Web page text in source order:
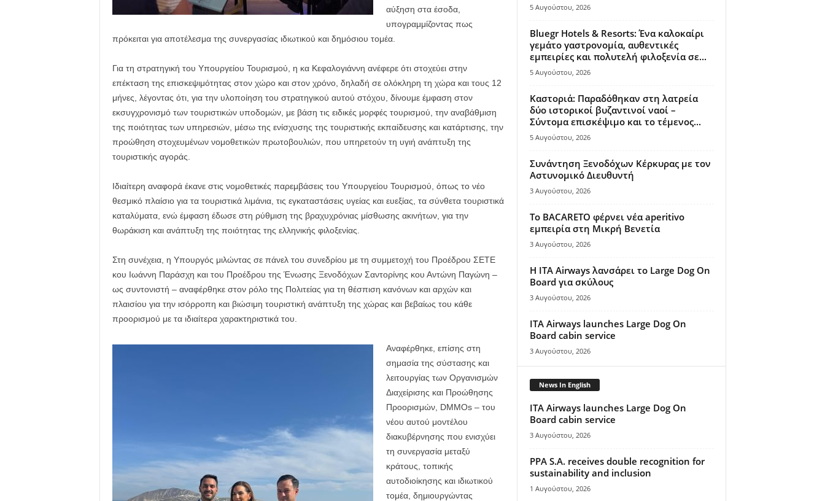
αύξηση στα έσοδα,
υπογραμμίζοντας πως
πρόκειται για αποτέλεσμα της συνεργασίας ιδιωτικού και δημόσιου τομέα.
Για τη στρατηγική του Υπουργείου Τουρισμού, η κα Κεφαλογιάννη ανέφερε ότι στοχεύει στην
επέκταση της επισκεψιμότητας στον χώρο και στον χρόνο, δηλαδή σε ολόκληρη τη χώρα και τους 12
μήνες, λέγοντας ότι, για την υλοποίηση του στρατηγικού αυτού στόχου, δίνουμε έμφαση στον
εκσυγχρονισμό των τουριστικών υποδομών, με βάση τις ειδικές μορφές τουρισμού, την αναβάθμιση
της ποιότητας των υπηρεσιών, μέσω της ενίσχυσης της τουριστικής εκπαίδευσης και κατάρτισης, την
προώθηση στοχευμένων νομοθετικών πρωτοβουλιών, που υπηρετούν τη υγιή ανάπτυξη της
τουριστικής αγοράς.
Ιδιαίτερη αναφορά έκανε στις νομοθετικές παρεμβάσεις του Υπουργείου Τουρισμού, όπως το νέο
θεσμικό πλαίσιο για τα τουριστικά λιμάνια, τις εγκαταστάσεις υγείας και ευεξίας, τα σύνθετα τουριστικά
καταλύματα, ενώ έμφαση έδωσε στη ρύθμιση της βραχυχρόνιας μίσθωσης ακινήτων, για την
θωράκιση και ανάπτυξη της ποιότητας της ελληνικής φιλοξενίας.
Στη συνέχεια, η Υπουργός μιλώντας σε πάνελ του συνεδρίου με τη συμμετοχή του Προέδρου ΣΕΤΕ
κου Ιωάννη Παράσχη και του Προέδρου της Ένωσης Ξενοδόχων Σαντορίνης κου Αντώνη Παγώνη –
ως συντονιστή – αναφέρθηκε στον ρόλο της Πολιτείας για τη θέσπιση κανόνων και αρχών και
πλαισίου για την ισόρροπη και βιώσιμη τουριστική ανάπτυξη της χώρας και βεβαίως του κάθε
προορισμού με τα ιδιαίτερα χαρακτηριστικά του.
Αναφέρθηκε, επίσης στη
σημασία της σύστασης και
λειτουργίας των Οργανισμών
Διαχείρισης και Προώθησης
Προορισμών, DMMOs – του
νέου αυτού μοντέλου
διακυβέρνησης που ενισχύει
τη συνεργασία μεταξύ
κράτους, τοπικής
αυτοδιοίκησης και ιδιωτικού
τομέα, δημιουργώντας
5 Αυγούστου, 2026
Bluegr Hotels & Resorts: Ένα καλοκαίρι
γεμάτο γαστρονομία, αυθεντικές
εμπειρίες και πολυτελή φιλοξενία σε...
5 Αυγούστου, 2026
Καστοριά: Παραδόθηκαν στη λατρεία
δύο ιστορικοί βυζαντινοί ναοί –
Σύντομα επισκέψιμο και το τέμενος...
5 Αυγούστου, 2026
Συνάντηση Ξενοδόχων Κέρκυρας με τον
Αστυνομικό Διευθυντή
3 Αυγούστου, 2026
Το BACARETO φέρνει νέα aperitivo
εμπειρία στη Μικρή Βενετία
3 Αυγούστου, 2026
Η ITA Airways λανσάρει το Large Dog On
Board για σκύλους
3 Αυγούστου, 2026
ITA Airways launches Large Dog On
Board cabin service
3 Αυγούστου, 2026
News In English
ITA Airways launches Large Dog On
Board cabin service
3 Αυγούστου, 2026
PPA S.A. receives double recognition for
sustainability and inclusion
1 Αυγούστου, 2026